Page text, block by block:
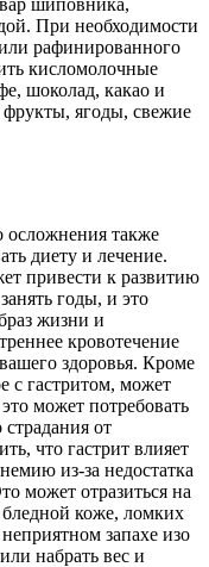
шиповника,
При необходимости
рафинированного
кисломолочные
шоколад, какао и
ягоды, свежие
осложнения также
диету и лечение.
привести к развитию
годы, и это
жизни и
кровотечение
здоровья. Кроме
с гастритом, может
может потребовать
от
что гастрит влияет
из-за недостатка
может отразиться на
коже, ломких
запахе изо
набрать вес и